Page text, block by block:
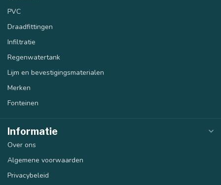
PVC
Draadfittingen
Infiltratie
Regenwatertank
Lijm en bevestigingsmaterialen
Merken
Fonteinen
Informatie
Over ons
Algemene voorwaarden
Privacybeleid